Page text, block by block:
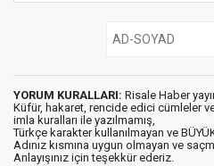
YORUM KURALLARI: Risale Haber
Küfür, hakaret, rencide edici cümleler
imla kuralları ile yazılmamış,
Türkçe karakter kullanılmayan ve
Adınız kısmına uygun olmayan ve
Anlayışınız için teşekkür ederiz.